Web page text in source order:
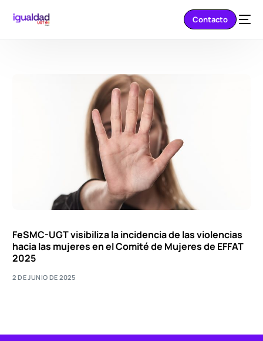
Contacto
FeSMC-UGT visibiliza la incidencia de las violencias
hacia las mujeres en el Comité de Mujeres de EFFAT
2025
2 DE JUNIO DE 2025